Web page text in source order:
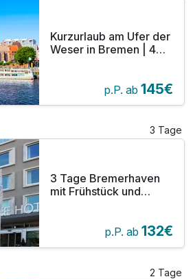
Kurzurlaub am Ufer der
Weser in Bremen | 4
p.P. ab 145€
3 Tage
3 Tage Bremerhaven
mit Frühstück und
Theaterplatzp.P. ab 132€
2 Tage